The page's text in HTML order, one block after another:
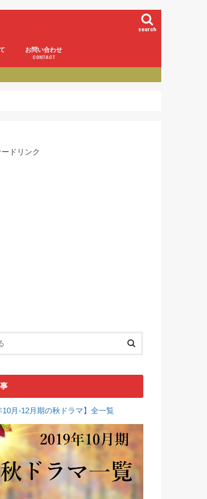
search
お問い合わせ
CONTACT
ドリンク
10月-12月期の秋ドラマ】全一覧